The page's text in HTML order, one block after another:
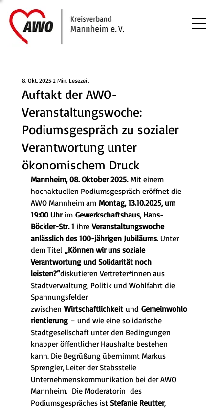
Auftakt der AWO-
Veranstaltungswoche:
Podiumsgespräch zu sozialer
Verantwortung unter
ökonomischem Druck
8. Okt. 2025 2 Min. Lesezeit
Mannheim, 08. Oktober 2025. Mit einem
hochaktuellen Podiumsgespräch eröffnet die
AWO Mannheim am Montag, 13.10.2025, um
19:00 Uhr im Gewerkschaftshaus, Hans-
Böckler-Str. 1 ihre Veranstaltungswoche
anlässlich des 100-jährigen Jubiläums. Unter
dem Titel „Können wir uns soziale
Verantwortung und Solidarität noch
leisten?“diskutieren Vertreter*innen aus
Stadtverwaltung, Politik und Wohlfahrt die
Spannungsfelder
zwischen Wirtschaftlichkeit und Gemeinwohlo
rientierung – und wie eine solidarische
Stadtgesellschaft unter den Bedingungen
knapper öffentlicher Haushalte bestehen
kann. Die Begrüßung übernimmt Markus
Sprengler, Leiter der Stabsstelle
Unternehmenskommunikation bei der AWO
Mannheim.  Die Moderatorin  des
Podiumsgespräches ist Stefanie Reutter,